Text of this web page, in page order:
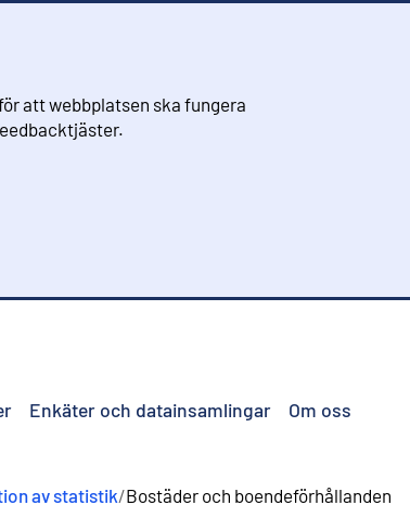
att webbplatsen ska fungera
Enkäter och datainsamlingar Om oss
av statistik/Bostäder och boendeförhållanden